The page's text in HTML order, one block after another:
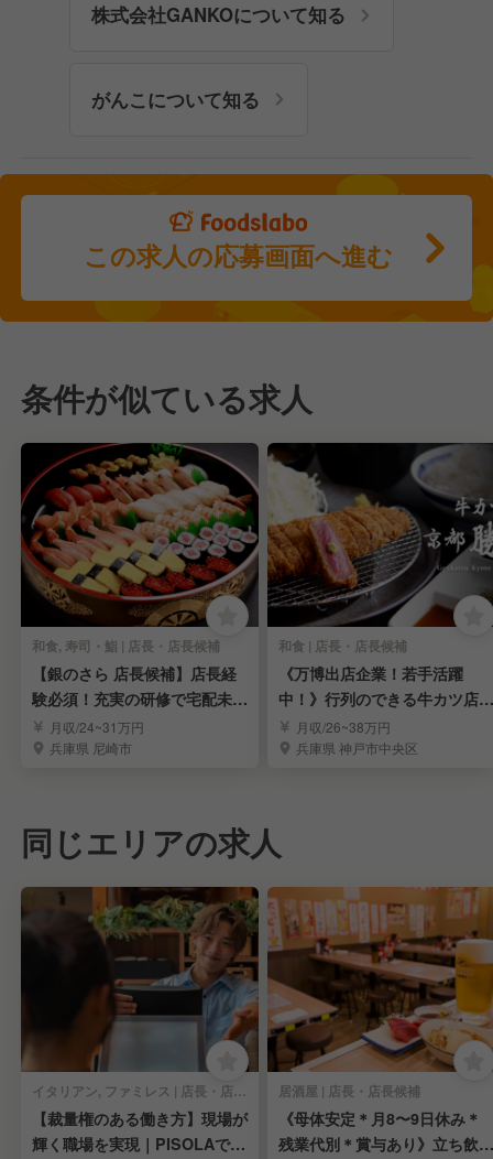
株式会社GANKOについて知る
がんこについて知る
この求人の応募画面へ進む
条件が似ている求人
和食, 寿司・鮨 | 店長・店長候補
【銀のさら 店長候補】店長経
験必須！充実の研修で宅配未経
験でも安心◎
月収/24~31万円
兵庫県 尼崎市
和食 | 店長・店長候補
《万博出店企業！若手活躍
中！》行列のできる牛カツ店の
店長候補募集
月収/26~38万円
兵庫県 神戸市中央区
同じエリアの求人
イタリアン, ファミレス | 店長・店長候補
【裁量権のある働き方】現場が
輝く職場を実現｜PISOLAで店
居酒屋 | 店長・店長候補
《母体安定＊月8〜9日休み＊
残業代別＊賞与あり》立ち飲み